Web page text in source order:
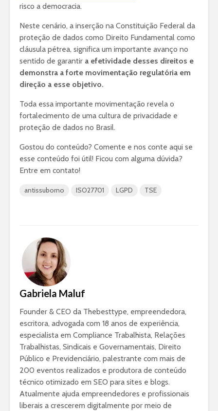
risco a democracia.
Neste cenário, a inserção na Constituição Federal da
proteção de dados como Direito Fundamental como
cláusula pétrea, significa um importante avanço no
sentido de garantir a efetividade desses direitos e
demonstra a forte movimentação regulatória em
direção a esse objetivo.
Toda essa importante movimentação revela o
fortalecimento de uma cultura de privacidade e
proteção de dados no Brasil.
Gostou do conteúdo? Comente e nos conte aqui se
esse conteúdo foi útil! Ficou com alguma dúvida?
Entre em contato!
antissuborno ISO27701 LGPD TSE
Gabriela Maluf
Founder & CEO da Thebesttype, empreendedora,
escritora, advogada com 18 anos de experiência,
especialista em Compliance Trabalhista, Relações
Trabalhistas, Sindicais e Governamentais, Direito
Público e Previdenciário, palestrante com mais de
200 eventos realizados e produtora de conteúdo
técnico otimizado em SEO para sites e blogs.
Atualmente ajuda empreendedores e profissionais
liberais a crescerem digitalmente por meio de